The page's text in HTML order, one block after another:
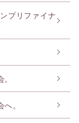
プリファイナ
。